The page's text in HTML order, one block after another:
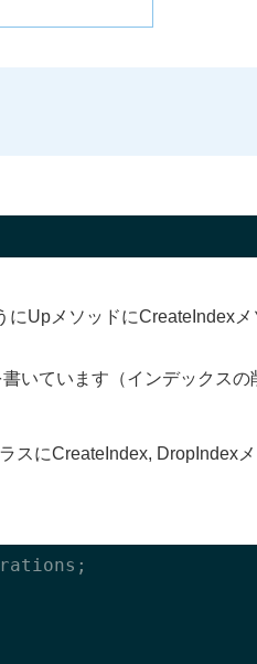
UpメソッドにCreateIndexメ
いています（インデックスの
スにCreateIndex, DropIndex